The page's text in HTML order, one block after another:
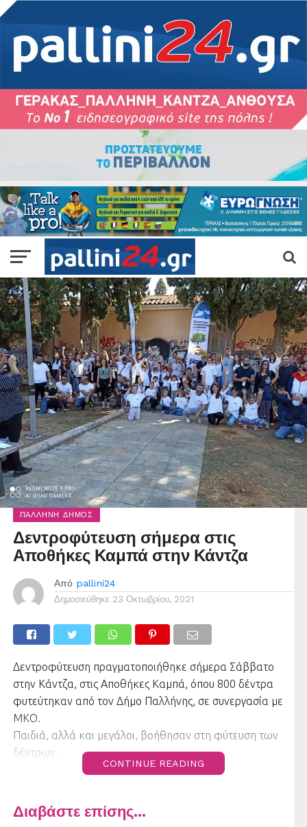
ΠΑΛΛΉΝΗ ΔΉΜΟΣ
Δεντροφύτευση σήμερα στις
Αποθήκες Καμπά στην Κάντζα
Από pallini24
Δημοσιεύθηκε 23 Οκτωβρίου, 2021
Δεντροφύτευση πραγματοποιήθηκε σήμερα Σάββατο
στην Κάντζα, στις Αποθήκες Καμπά, όπου 800 δέντρα
φυτεύτηκαν από τον Δήμο Παλλήνης, σε συνεργασία με
ΜΚΟ.
Παιδιά, αλλά και μεγάλοι, βοήθησαν στη φύτευση των
δέντρων.
CONTINUE READING
Διαβάστε επίσης...